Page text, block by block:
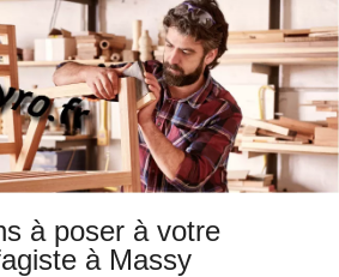
à poser à votre
à Massy